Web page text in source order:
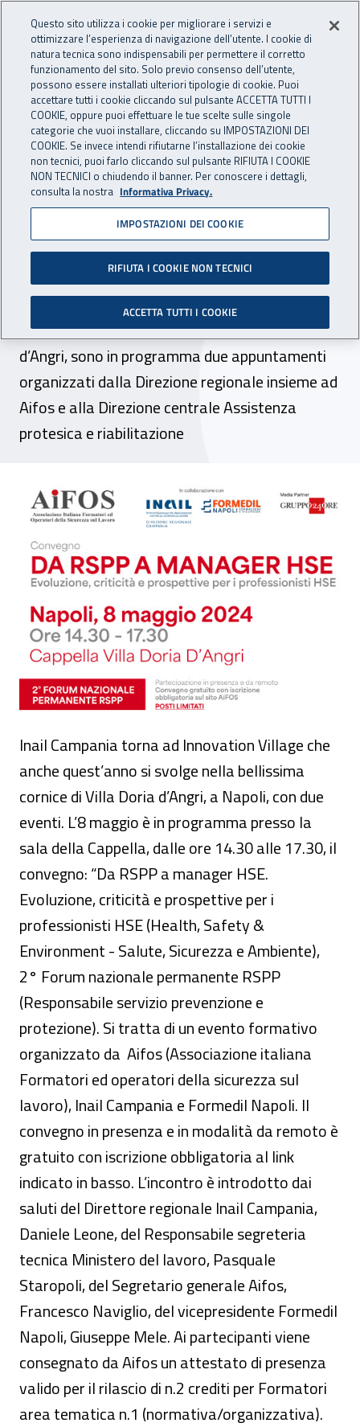
INAIL - Istituto Nazionale
Apri cerca
Navigazione principale
Navigazione - Ti trovi in:
Home Inail comunica Eventi
dal 08 al 09 maggio 2024
Inail Campania a Innovation
Village 2024
Napoli, 8 - 9 maggio 2024. Alla fiera-evento che
si svolge nella splendida cornice di Villa Doria
d’Angri, sono in programma due appuntamenti
organizzati dalla Direzione regionale insieme ad
Aifos e alla Direzione centrale Assistenza
protesica e riabilitazione
Inail Campania a Innovation Village 2024
Inail Campania torna ad Innovation Village che
anche quest’anno si svolge nella bellissima
cornice di Villa Doria d’Angri, a Napoli, con due
eventi. L’8 maggio è in programma presso la
sala della Cappella, dalle ore 14.30 alle 17.30, il
convegno: “Da RSPP a manager HSE.
Evoluzione, criticità e prospettive per i
professionisti HSE (Health, Safety &
Environment - Salute, Sicurezza e Ambiente),
2° Forum nazionale permanente RSPP
(Responsabile servizio prevenzione e
protezione). Si tratta di un evento formativo
organizzato da Aifos (Associazione italiana
Formatori ed operatori della sicurezza sul
lavoro), Inail Campania e Formedil Napoli. Il
convegno in presenza e in modalità da remoto è
gratuito con iscrizione obbligatoria al link
indicato in basso. L’incontro è introdotto dai
saluti del Direttore regionale Inail Campania,
Daniele Leone, del Responsabile segreteria
tecnica Ministero del lavoro, Pasquale
Staropoli, del Segretario generale Aifos,
Francesco Naviglio, del vicepresidente Formedil
Napoli, Giuseppe Mele. Ai partecipanti viene
consegnato da Aifos un attestato di presenza
valido per il rilascio di n.2 crediti per Formatori
area tematica n.1 (normativa/organizzativa).
Questo sito utilizza i cookie per migliorare i servizi e
ottimizzare l’esperienza di navigazione dell’utente. I cookie di
natura tecnica sono indispensabili per permettere il corretto
funzionamento del sito. Solo previo consenso dell’utente,
possono essere installati ulteriori tipologie di cookie. Puoi
accettare tutti i cookie cliccando sul pulsante ACCETTA TUTTI I
COOKIE, oppure puoi effettuare le tue scelte sulle singole
categorie che vuoi installare, cliccando su IMPOSTAZIONI DEI
COOKIE. Se invece intendi rifiutarne l’installazione dei cookie
non tecnici, puoi farlo cliccando sul pulsante RIFIUTA I COOKIE
NON TECNICI o chiudendo il banner. Per conoscere i dettagli,
consulta la nostra Informativa Privacy.
IMPOSTAZIONI DEI COOKIE
RIFIUTA I COOKIE NON TECNICI
ACCETTA TUTTI I COOKIE